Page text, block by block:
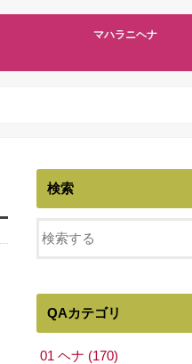
マハラニヘナ
検索
QAカテゴリ
01 ヘナ (170)